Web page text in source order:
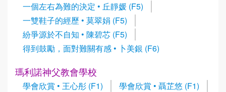
一個左右為難的決定 • 丘靜媛 (F5)
一雙鞋子的經歷 • 莫翠娟 (F5)
紛爭源於不自知 • 陳碧芯 (F5)
得到鼓勵，面對難關有感 • 卜美銀 (F6)
瑪利諾神父教會學校
學會欣賞 • 王心彤 (F1)
學會欣賞 • 聶芷悠 (F1)